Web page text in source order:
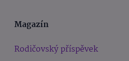
Magazín
Rodičovský příspěvek